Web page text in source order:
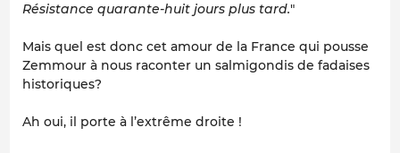
Résistance quarante-huit jours plus tard."
Mais quel est donc cet amour de la France qui pousse
Zemmour à nous raconter un salmigondis de fadaises
historiques?
Ah oui, il porte à l’extrême droite !